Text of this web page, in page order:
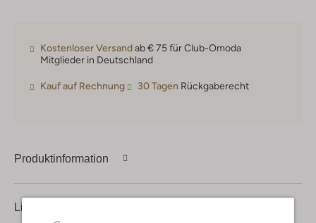
Kostenloser Versandab € 75 für Club-Omoda
Mitglieder in Deutschland
Kauf auf Rechnung 30 Tagen Rückgaberecht
Produktinformation
Lieferung & Rückgabe